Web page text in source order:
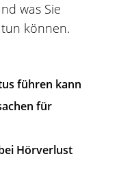
was Sie
können.
führen kann
für
Hörverlust